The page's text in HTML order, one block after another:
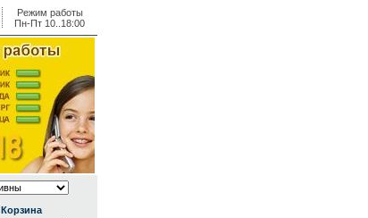
Режим работы
Пн-Пт 10..18:00
Корзина